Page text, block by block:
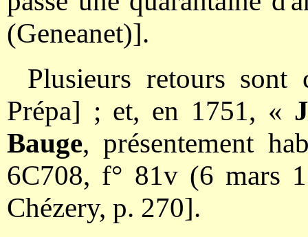
(Geneanet)].
Plusieurs retours
Prépa] ; et, en 1751, «
Bauge, présentement
6C708, f° 81v (6 mars
Chézery, p. 270].